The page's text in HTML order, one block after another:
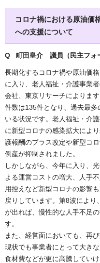
コロナ禍における原油価
への支援について
Q 町田皇介 議員（民主フォ
長期化するコロナ禍や原油価
に入り、老人福祉・介護事業
会社、東京リサーチによりま
件数は135件となり、過去最
いる状況です。老人福祉・介
に新型コロナの感染拡大によ
護報酬のプラス改定や新型コ
倒産が抑制されました。
しかしながら、今年に入り、
よる運営コストの増大、人手
用控えなど新型コロナの影響
戻りしています。第8波によ
が出れば、慢性的な人手不足
す。
また、経営面においても、再
現状でも事業者にとって大き
食材費などが更に高騰してい